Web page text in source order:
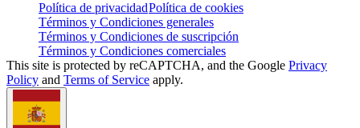
Política de privacidadPolítica de cookies
Términos y Condiciones generales
Términos y Condiciones de suscripción
Términos y Condiciones comerciales
This site is protected by reCAPTCHA, and the Google Privacy
Policy and Terms of Service apply.